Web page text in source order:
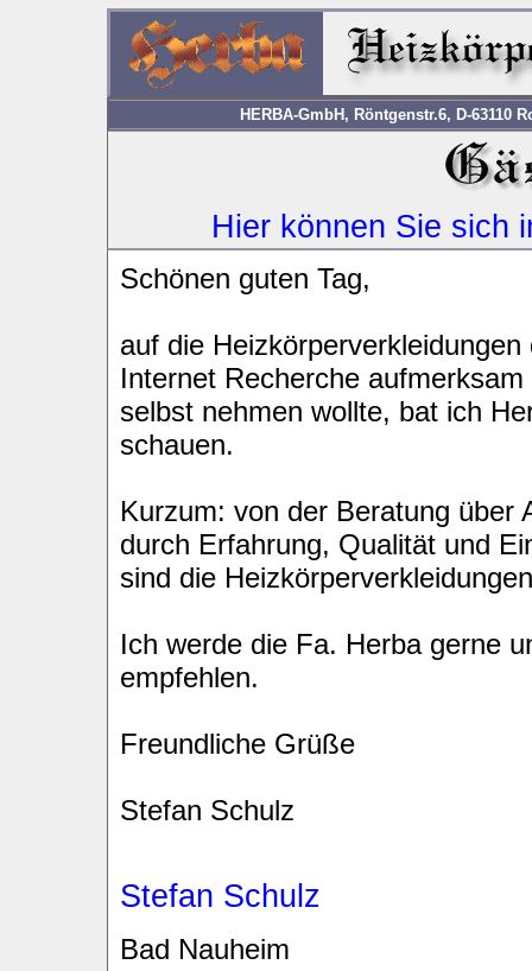
HERBA-GmbH, Röntgenstr.6, D-63110
Hier können Sie sich
Schönen guten Tag,
auf die
Internet Recherche
selbst nehmen wollte, bat ich
schauen.
Kurzum: von der Beratung über
durch Erfahrung, Qualität und
sind die
Ich werde die Fa. Herba gerne
empfehlen.
Freundliche Grüße
Stefan Schulz
Stefan Schulz
Bad Nauheim